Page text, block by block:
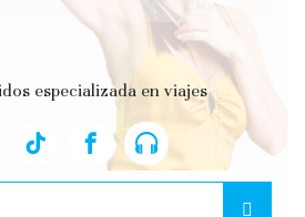
especializada en viajes